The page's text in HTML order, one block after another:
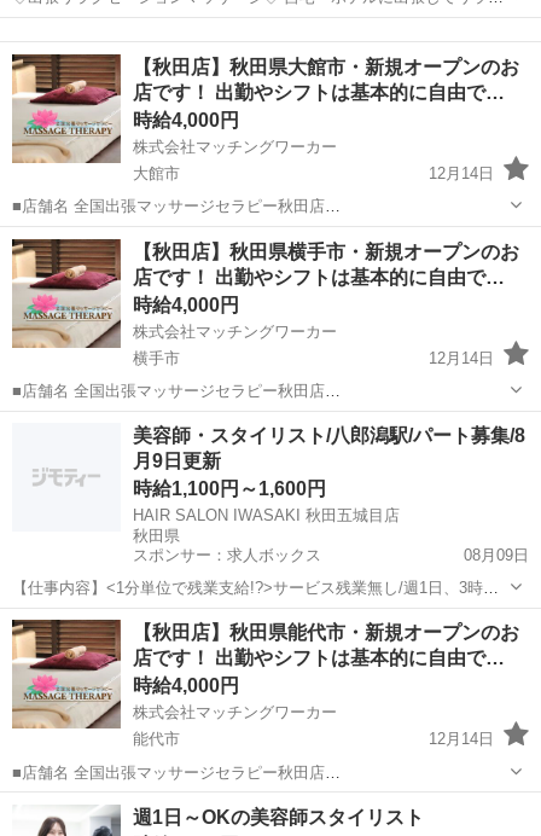
ゼーションマッサージをするお仕事です。 主な業務内容は ・お客様へ
の施術 ・出張先への移動 ・施術技術の習得 ・施術後の清掃や片付け
などです...
【秋田店】秋田県大館市・新規オープンのお
店です！ 出勤やシフトは基本的に自由で…
時給4,000円
株式会社マッチングワーカー
大館市
12月14日
■店舗名 全国出張マッサージセラピー秋田店
https://massageserapijapan.wixsite.com/akita ■業種 出張マッサージ ■
仕事内容 各派遣エリアのお客様のご自宅や滞在し...
秋田 大館市 マッサージ 居場所
【秋田店】秋田県横手市・新規オープンのお
店です！ 出勤やシフトは基本的に自由で…
時給4,000円
株式会社マッチングワーカー
横手市
12月14日
■店舗名 全国出張マッサージセラピー秋田店
https://massageserapijapan.wixsite.com/akita ■業種 出張マッサージ ■
仕事内容 各派遣エリアのお客様のご自宅や滞在し...
横手市 マッサージ 居場所
美容師・スタイリスト/八郎潟駅/パート募集/8
月9日更新
時給1,100円～1,600円
HAIR SALON IWASAKI 秋田五城目店
秋田県
スポンサー：求人ボックス
08月09日
【仕事内容】<1分単位で残業支給!?>サービス残業無し/週1日、3時間
～OK/定着率88% <募集職種> 美容師 <仕事内容> スタイリスト業務全
般をお任せします。 特殊な技術・ノルマはなく、自分のペースで長く
続けられるサロンワー...
アルバイト・パート
【秋田店】秋田県能代市・新規オープンのお
店です！ 出勤やシフトは基本的に自由で…
時給4,000円
株式会社マッチングワーカー
能代市
12月14日
■店舗名 全国出張マッサージセラピー秋田店
https://massageserapijapan.wixsite.com/akita ■業種 出張マッサージ ■
仕事内容 各派遣エリアのお客様のご自宅や滞在し...
能代市 マッサージ 居場所
週1日～OKの美容師スタイリスト